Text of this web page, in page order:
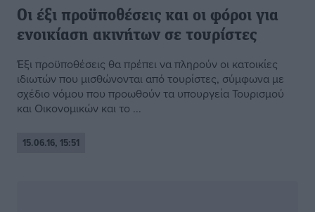
Οι έξι προϋποθέσεις και οι φόροι για
ενοικίαση ακινήτων σε τουρίστες
Έξι προϋποθέσεις θα πρέπει να πληρούν οι κατοικίες
ιδιωτών που μισθώνονται από τουρίστες, σύμφωνα με
σχέδιο νόμου που προωθούν τα υπουργεία Τουρισμού
και Οικονομικών και το ...
15.06.16, 15:51